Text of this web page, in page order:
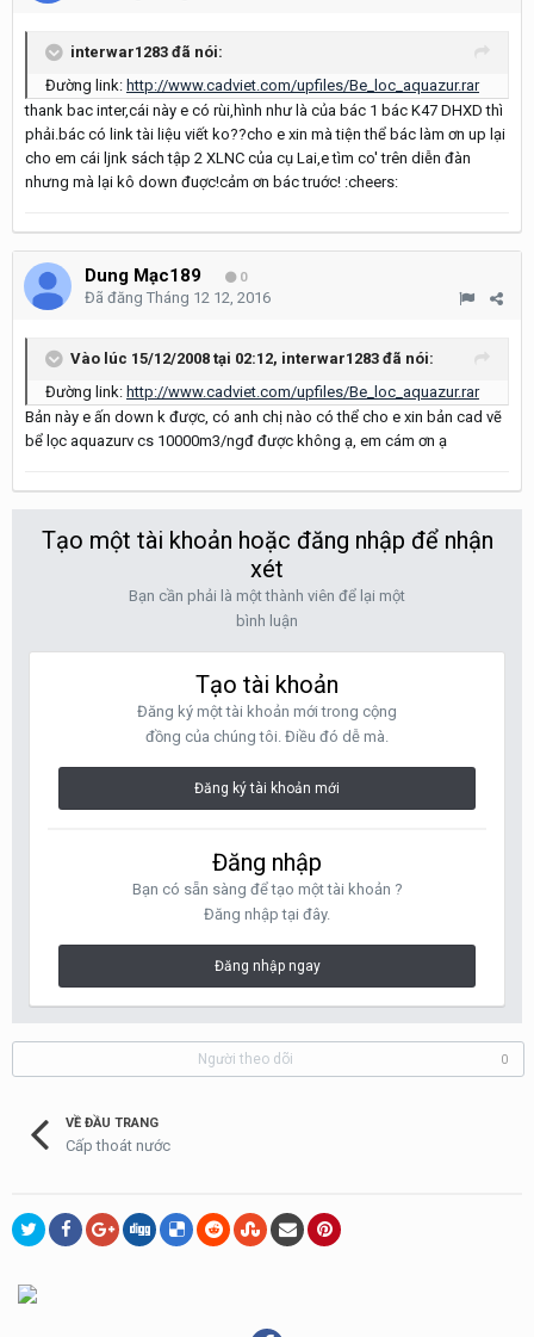
interwar1283 đã nói:
Đường link: http://www.cadviet.com/upfiles/Be_loc_aquazur.rar
thank bac inter,cái này e có rùi,hình như là của bác 1 bác K47 DHXD thì
phải.bác có link tài liệu viết ko??cho e xin mà tiện thể bác làm ơn up lại
cho em cái ljnk sách tập 2 XLNC của cụ Lai,e tìm co' trên diễn đàn
nhưng mà lại kô down đuợc!cảm ơn bác truớc! :cheers:
Dung Mạc189 0
Đã đăng Tháng 12 12, 2016
Vào lúc 15/12/2008 tại 02:12, interwar1283 đã nói:
Đường link: http://www.cadviet.com/upfiles/Be_loc_aquazur.rar
Bản này e ấn down k được, có anh chị nào có thể cho e xin bản cad vẽ
bể lọc aquazurv cs 10000m3/ngđ được không ạ, em cám ơn ạ
Tạo một tài khoản hoặc đăng nhập để nhận
xét
Bạn cần phải là một thành viên để lại một
bình luận
Tạo tài khoản
Đăng ký một tài khoản mới trong cộng
đồng của chúng tôi. Điều đó dễ mà.
Đăng ký tài khoản mới
Đăng nhập
Bạn có sẵn sàng để tạo một tài khoản ?
Đăng nhập tại đây.
Đăng nhập ngay
Người theo dõi 0
VỀ ĐẦU TRANG
Cấp thoát nước